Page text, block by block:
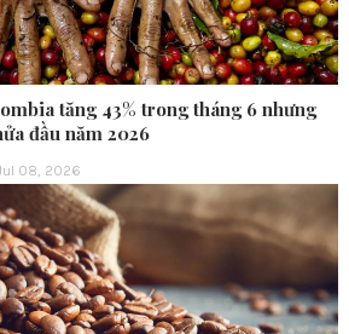
tăng 43% trong tháng 6 nhưng
đầu năm 2026
Jul 08, 2026